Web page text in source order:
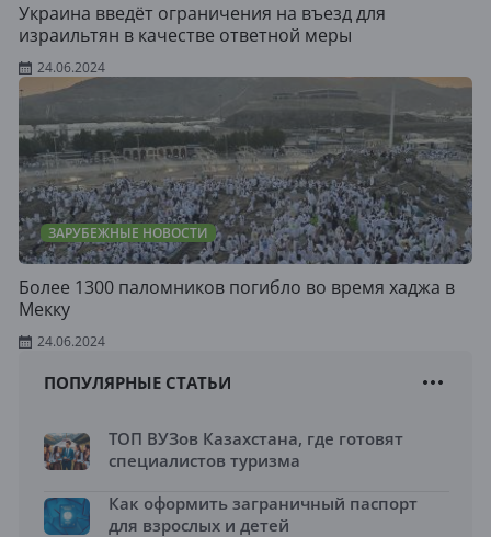
Украина введёт ограничения на въезд для
израильтян в качестве ответной меры
24.06.2024
ЗАРУБЕЖНЫЕ НОВОСТИ
Более 1300 паломников погибло во время хаджа в
Мекку
24.06.2024
ПОПУЛЯРНЫЕ СТАТЬИ
ТОП ВУЗов Казахстана, где готовят
специалистов туризма
Как оформить заграничный паспорт
для взрослых и детей